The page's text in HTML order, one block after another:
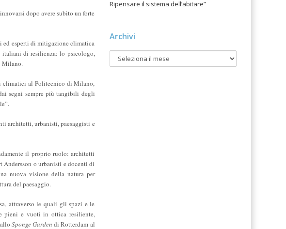
dopo avere subìto un forte
ed esperti di mitigazione climatica
italiani di resilienza: lo psicologo,
Milano.
climatici al Politecnico di Milano,
segni sempre più tangibili degli
architetti, urbanisti, paesaggisti e
il proprio ruolo: architetti
Andersson o urbanisti e docenti di
nuova visione della natura per
del paesaggio.
attraverso le quali gli spazi e le
pieni e vuoti in ottica resiliente,
Sponge Garden di Rotterdam al
Ripensare il sistema dell’abitare”
Archivi